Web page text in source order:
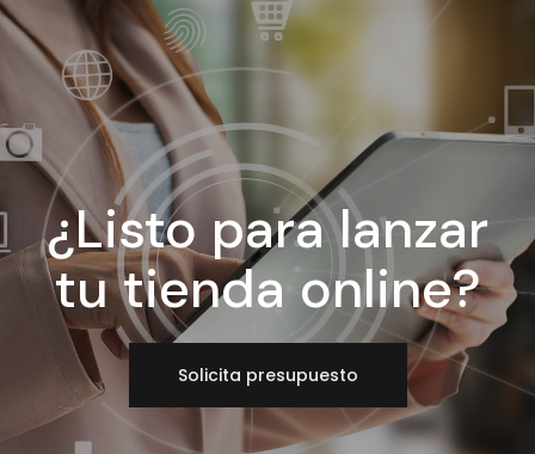
¿Listo para lanzar
tu tienda online?
Solicita presupuesto